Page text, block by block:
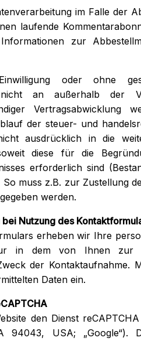
im Falle der
laufende
zur
oder ohne
an außerhalb der
der steuer- und
ausdrücklich in die
diese für die
erforderlich sind
muss z.B. zur Zustellung
werden.
Nutzung des
erheben wir Ihre
in dem von Ihnen zur
der Kontaktaufnahme.
Daten ein.
den Dienst
94043, USA;